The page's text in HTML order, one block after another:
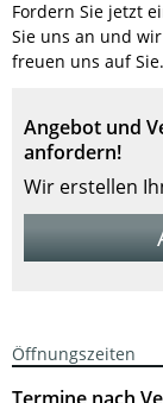
Fordern Sie jetzt
Sie uns an und
freuen uns auf Sie.
Angebot und
anfordern!
Wir erstellen
Öffnungszeiten